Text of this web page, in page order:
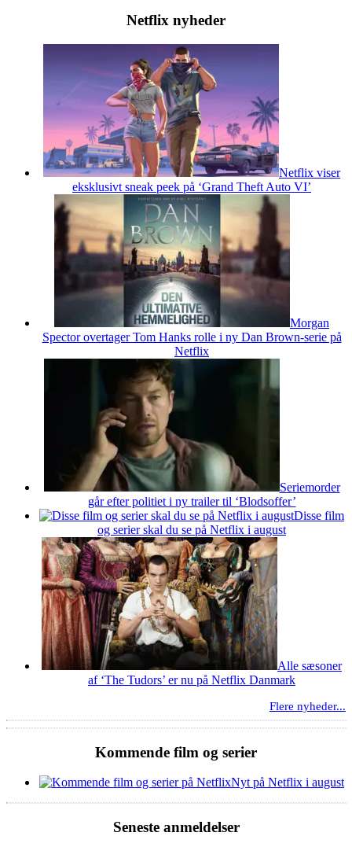
Netflix nyheder
Netflix viser
eksklusivt sneak peek på ‘Grand Theft Auto VI’
Morgan
Spector overtager Tom Hanks rolle i ny Dan Brown-serie på
Netflix
Seriemorder
går efter politiet i ny trailer til ‘Blodsoffer’
Disse film
og serier skal du se på Netflix i august
Alle sæsoner
af ‘The Tudors’ er nu på Netflix Danmark
Flere nyheder...
Kommende film og serier
Nyt på Netflix i august
Seneste anmeldelser